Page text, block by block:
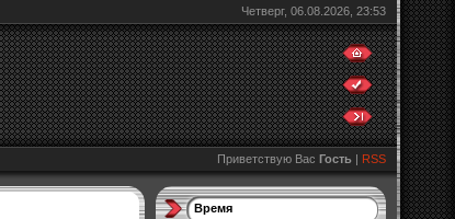
Четверг, 06.08.2026, 23:53
Приветствую Вас Гость | RSS
Время